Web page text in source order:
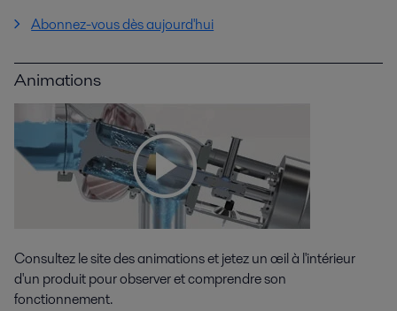
Abonnez-vous dès aujourd'hui
Animations
Consultez le site des animations et jetez un œil à l'intérieur
d'un produit pour observer et comprendre son
fonctionnement.